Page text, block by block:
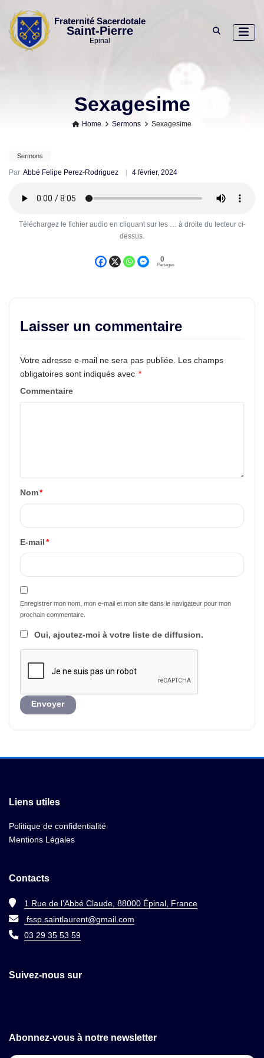
content
Fraternité Sacerdotale
Saint-Pierre
Epinal
Sexagesime
Home Sermons Sexagesime
Sermons
Par Abbé Felipe Perez-Rodriguez 4 février, 2024
Téléchargez le fichier audio en cliquant sur les … à droite du lecteur ci-
dessus.
0
Partages
Laisser un commentaire
Votre adresse e-mail ne sera pas publiée.
Les champs
obligatoires sont indiqués avec *
Commentaire
Nom*
E-mail *
Enregistrer mon nom, mon e-mail et mon site dans le navigateur pour mon
prochain commentaire.
Oui, ajoutez-moi à votre liste de diffusion.
Liens utiles
Politique de confidentialité
Mentions Légales
Contacts
1 Rue de l’Abbé Claude, 88000 Épinal, France
fssp.saintlaurent@gmail.com
03 29 35 53 59
Suivez-nous sur
Abonnez-vous à notre newsletter